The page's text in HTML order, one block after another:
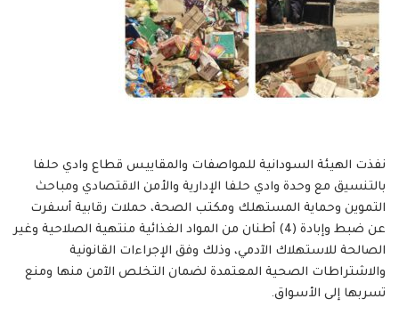
نفذت الهيئة السودانية للمواصفات والمقاييس قطاع وادي حلفا
بالتنسيق مع وحدة وادي حلفا الإدارية والأمن الاقتصادي ومباحث
التموين وحماية المستهلك ومكتب الصحة، حملات رقابية أسفرت
عن ضبط وإبادة (4) أطنان من المواد الغذائية منتهية الصلاحية وغير
الصالحة للاستهلاك الآدمي، وذلك وفق الإجراءات القانونية
والاشتراطات الصحية المعتمدة لضمان التخلص الآمن منها ومنع
تسربها إلى الأسواق.